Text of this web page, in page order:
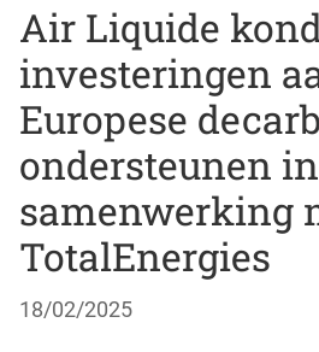
Air Liquide
investeringen
Europese
ondersteunen in
samenwerking
TotalEnergies
18/02/2025